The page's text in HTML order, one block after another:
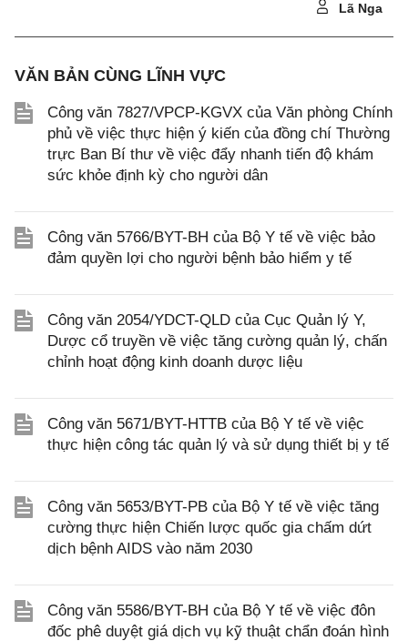
Lã Nga
VĂN BẢN CÙNG LĨNH VỰC
Công văn 7827/VPCP-KGVX của Văn phòng Chính
phủ về việc thực hiện ý kiến của đồng chí Thường
trực Ban Bí thư về việc đẩy nhanh tiến độ khám
sức khỏe định kỳ cho người dân
Công văn 5766/BYT-BH của Bộ Y tế về việc bảo
đảm quyền lợi cho người bệnh bảo hiểm y tế
Công văn 2054/YDCT-QLD của Cục Quản lý Y,
Dược cổ truyền về việc tăng cường quản lý, chấn
chỉnh hoạt động kinh doanh dược liệu
Công văn 5671/BYT-HTTB của Bộ Y tế về việc
thực hiện công tác quản lý và sử dụng thiết bị y tế
Công văn 5653/BYT-PB của Bộ Y tế về việc tăng
cường thực hiện Chiến lược quốc gia chấm dứt
dịch bệnh AIDS vào năm 2030
Công văn 5586/BYT-BH của Bộ Y tế về việc đôn
đốc phê duyệt giá dịch vụ kỹ thuật chẩn đoán hình